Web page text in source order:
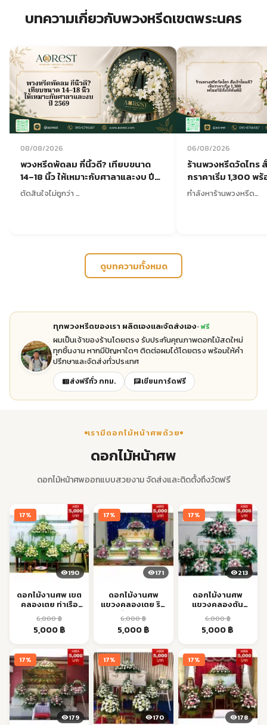
บทความเกี่ยวกับพวงหรีดเขตพระนคร
08/08/2026
พวงหรีดพัดลม กี่นิ้วดี? เทียบขนาด
14–18 นิ้ว ให้เหมาะกับศาลาและงบ ปี
2569
ตัดสินใจไม่ถูกว่า …
06/08/2026
ร้านพวงหรีดวัดไทร
กราคาเริ่ม 1,300 พ
กำลังหาร้านพวงหรีด…
ดูบทความทั้งหมด
ทุกพวงหรีดของเรา ผลิตเองและจัดส่งเอง ฟรี
ผมเป็นเจ้าของร้านโดยตรง รับประกันคุณภาพดอกไม้สดใหม่
ทุกชิ้นงาน หากมีปัญหาใดๆ ติดต่อผมได้โดยตรง พร้อมให้คำ
ปรึกษาและจัดส่งทั่วประเทศ
ส่งฟรีทั่ว กทม. เขียนการ์ดฟรี
เรามีดอกไม้หน้าศพด้วย
ดอกไม้หน้าศพ
ดอกไม้หน้าศพออกแบบสวยงาม จัดส่งและติดตั้งถึงวัดฟรี
17%
190
ดอกไม้งานศพ เขต
คลองเตย ท่าเรือ
MRT ส่งตรงเวลา
6,000฿
Original
6,000 ฿.
5,000฿Current
is:
5,000 ฿.
17%
171
ดอกไม้งานศพ
แขวงคลองเตย ริม
ท่าเรือ ส่งด่วน
6,000฿
Original
was:
6,000 ฿.
5,000฿Current
is:
5,000 ฿.
17%
213
ดอกไม้งานศพ
แขวงคลองตัน
พระโขนง BTS ส่ง
ด่วน
6,000฿
Original
6,000 ฿.
5,000฿
is:
5,000 ฿.
17%
179
17%
170
17%
178